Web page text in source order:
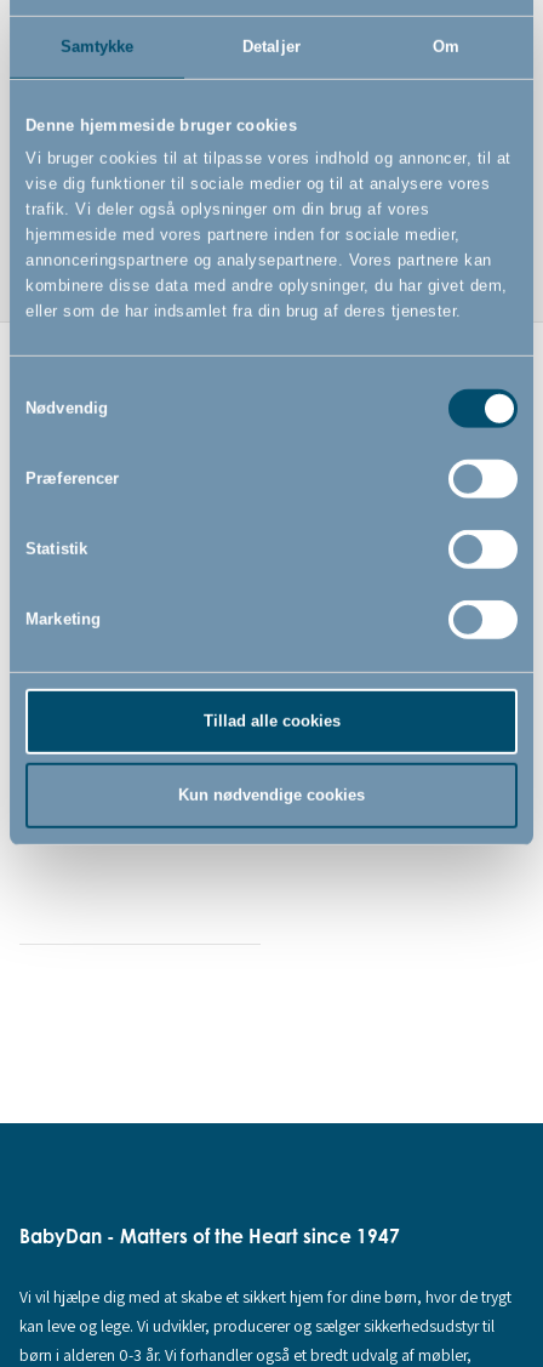
Samtykke Detaljer Om
Denne hjemmeside bruger cookies
Vi bruger cookies til at tilpasse vores indhold og annoncer, til at
vise dig funktioner til sociale medier og til at analysere vores
trafik. Vi deler også oplysninger om din brug af vores
hjemmeside med vores partnere inden for sociale medier,
annonceringspartnere og analysepartnere. Vores partnere kan
kombinere disse data med andre oplysninger, du har givet dem,
eller som de har indsamlet fra din brug af deres tjenester.
Nødvendig
Præferencer
Statistik
Marketing
Tillad alle cookies
Kun nødvendige cookies
Sæt med alt du behøver for at pleje dit barn fra fødslen
Badekar (75x39x25 cm) med stativ (61x58x82 cm),
cm)
Baby manicuresæt og kam og børste i nylon
Bademåtte 42x25 cm by
79,00 DKK
BabyDan - Matters of the Heart since 1947
Vi vil hjælpe dig med at skabe et sikkert hjem for dine børn, hvor de trygt
kan leve og lege. Vi udvikler, producerer og sælger sikkerhedsudstyr til
børn i alderen 0-3 år. Vi forhandler også et bredt udvalg af møbler,